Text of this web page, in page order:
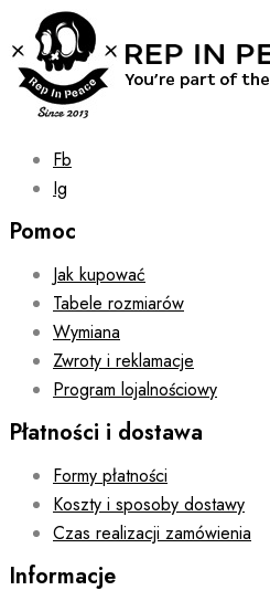
on
the
Fb
Ig
Pomoc
Jak kupować
Tabele rozmiarów
Wymiana
Zwroty i reklamacje
Program lojalnościowy
Płatności i dostawa
Formy płatności
Koszty i sposoby dostawy
Czas realizacji zamówienia
Informacje